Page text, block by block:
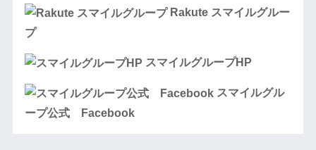
Rakute スマイルグルー
プ
スマイルグループHP
スマイルグル
ープ公式 Facebook